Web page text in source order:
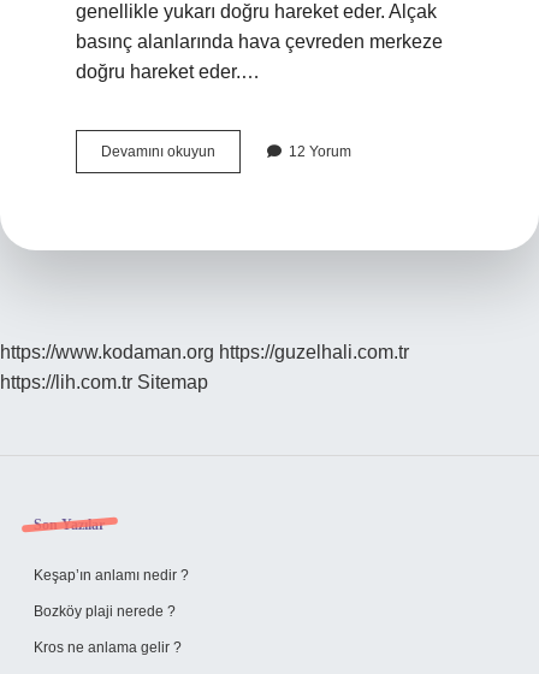
genellikle yukarı doğru hareket eder. Alçak
basınç alanlarında hava çevreden merkeze
doğru hareket eder.…
Devamını okuyun
Basınç
12 Yorum
https://www.kodaman.org https://guzelhali.com.tr
https://lih.com.tr Sitemap
Sidebar
Son Yazılar
Keşap’ın anlamı nedir ?
Bozköy plaji nerede ?
Kros ne anlama gelir ?